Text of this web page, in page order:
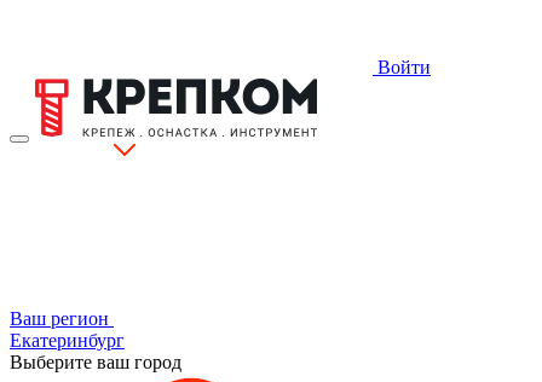
Войти
Ваш регион
Екатеринбург
Выберите ваш город